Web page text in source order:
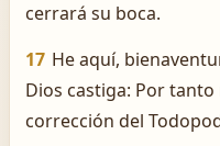
cerrará su boca.
17 He aquí,
Dios castiga: Por
corrección del